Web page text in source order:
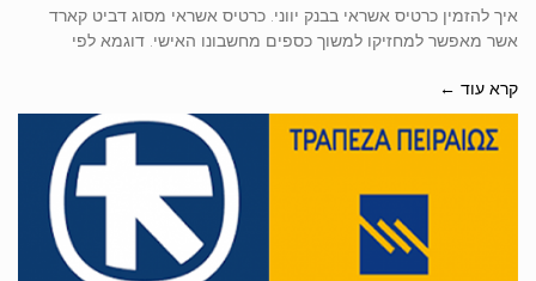
איך להזמין כרטיס אשראי בבנק יווני. כרטיס אשראי מסוג דביט קארד
אשר מאפשר למחזיקו למשוך כספים מחשבונו האישי. דוגמא לפי
קרא עוד ←